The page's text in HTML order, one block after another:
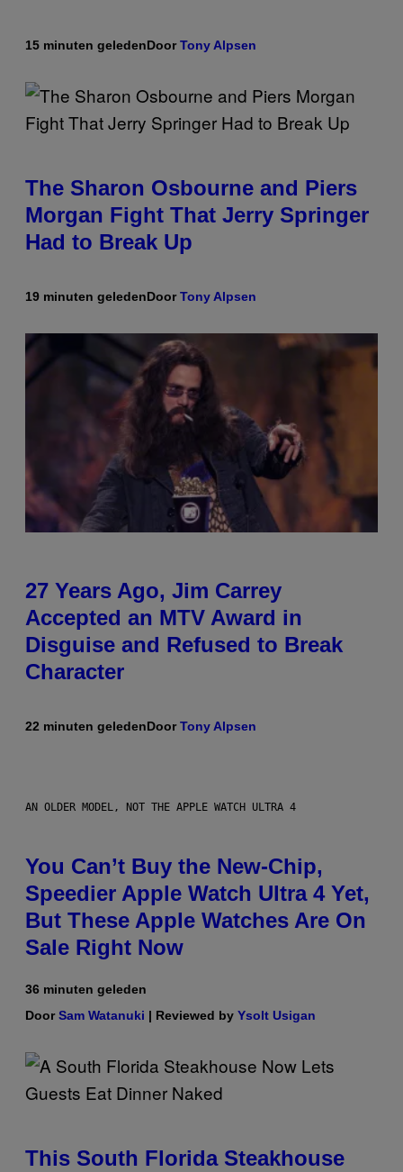
15 minuten geledenDoorTony Alpsen
The Sharon Osbourne and Piers
Morgan Fight That Jerry Springer
Had to Break Up
19 minuten geledenDoorTony Alpsen
27 Years Ago, Jim Carrey
Accepted an MTV Award in
Disguise and Refused to Break
Character
22 minuten geledenDoorTony Alpsen
AN OLDER MODEL, NOT THE APPLE WATCH ULTRA 4
You Can’t Buy the New-Chip,
Speedier Apple Watch Ultra 4 Yet,
But These Apple Watches Are On
Sale Right Now
36 minuten geleden
DoorSam Watanuki | Reviewed by Ysolt Usigan
This South Florida Steakhouse